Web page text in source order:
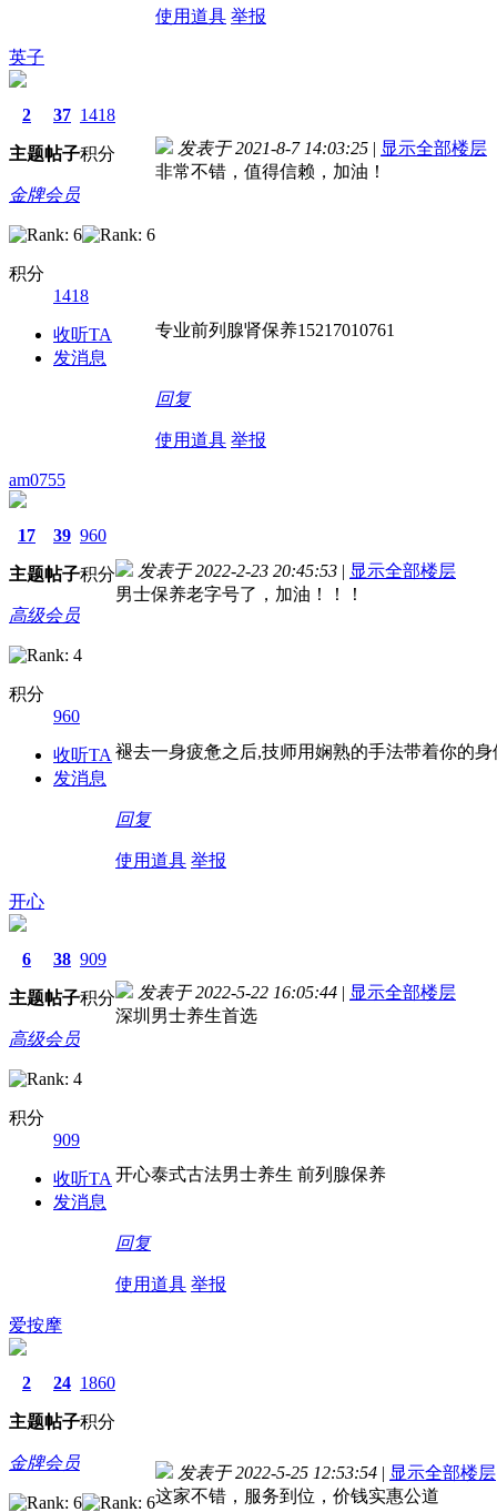
使用道具 举报
英子
2
主题
37
帖子
1418
积分
金牌会员
积分
1418
收听TA
发消息
发表于 2021-8-7 14:03:25 | 显示全部楼层
非常不错，值得信赖，加油！
专业前列腺肾保养15217010761
回复
使用道具 举报
am0755
17
主题
39
帖子
960
积分
高级会员
积分
960
收听TA
发消息
发表于 2022-2-23 20:45:53 | 显示全部楼层
男士保养老字号了，加油！！！
褪去一身疲惫之后,技师用娴熟的手法带着你的
回复
使用道具 举报
开心
6
主题
38
帖子
909
积分
高级会员
积分
909
收听TA
发消息
发表于 2022-5-22 16:05:44 | 显示全部楼层
深圳男士养生首选
开心泰式古法男士养生 前列腺保养
回复
使用道具 举报
爱按摩
2
主题
24
帖子
1860
积分
金牌会员
发表于 2022-5-25 12:53:54 | 显示全部楼层
这家不错，服务到位，价钱实惠公道